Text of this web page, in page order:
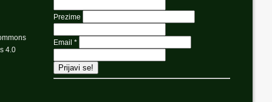
4.0
Prezime
Email*